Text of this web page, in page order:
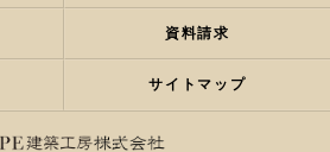
資料請求
サイトマップ